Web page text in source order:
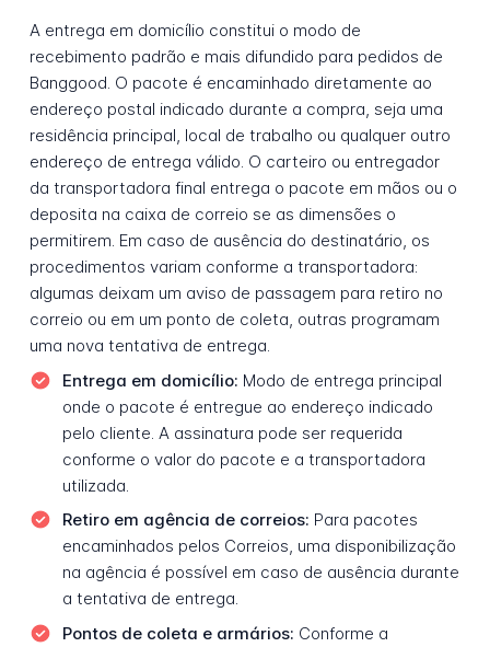
A entrega em domicílio constitui o modo de
recebimento padrão e mais difundido para pedidos de
Banggood. O pacote é encaminhado diretamente ao
endereço postal indicado durante a compra, seja uma
residência principal, local de trabalho ou qualquer outro
endereço de entrega válido. O carteiro ou entregador
da transportadora final entrega o pacote em mãos ou o
deposita na caixa de correio se as dimensões o
permitirem. Em caso de ausência do destinatário, os
procedimentos variam conforme a transportadora:
algumas deixam um aviso de passagem para retiro no
correio ou em um ponto de coleta, outras programam
uma nova tentativa de entrega.
Entrega em domicílio: Modo de entrega principal
onde o pacote é entregue ao endereço indicado
pelo cliente. A assinatura pode ser requerida
conforme o valor do pacote e a transportadora
utilizada.
Retiro em agência de correios: Para pacotes
encaminhados pelos Correios, uma disponibilização
na agência é possível em caso de ausência durante
a tentativa de entrega.
Pontos de coleta e armários: Conforme a